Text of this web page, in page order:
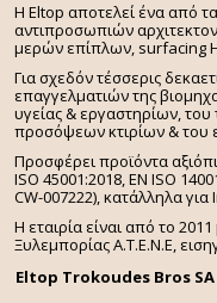
H Eltop αποτελεί ένα από
αντιπροσωπιών
μερών επίπλων, surfacing
Για σχεδόν τέσσερις
επαγγελματιών της
υγείας & εργαστηρίων,
προσόψεων κτιρίων & του
Προσφέρει προϊόντα
ISO 45001:2018, EN ISO
CW-007222), κατάλληλα
Η εταιρία είναι από το
Ξυλεμπορίας Α.Τ.Ε.Ν.Ε,
Eltop Trokoudes Bros SA